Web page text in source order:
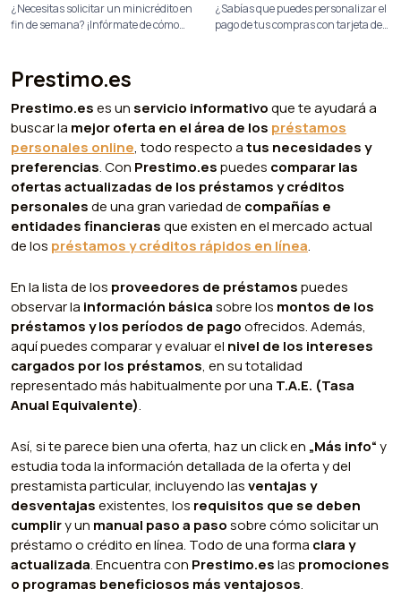
¿Necesitas solicitar un minicrédito en
fin de semana? ¡Infórmate de cómo
¿Sabías que puedes personalizar el
pago de tus compras con tarjeta de
Prestimo.es
Prestimo.eses un servicio informativoque te ayudará a
buscar la mejor oferta en el área de los préstamos
personales online, todo respecto atus necesidades y
preferencias. Con Prestimo.espuedes comparar las
ofertas actualizadas de los préstamos y créditos
personalesde una gran variedad de compañías e
entidades financierasque existen en el mercado actual
de los préstamos y créditos rápidos en línea.
En la lista de los proveedores de préstamospuedes
observar la información básicasobre los montos de los
préstamos y los períodos de pagoofrecidos. Además,
aquí puedes comparar y evaluar el nivel de los intereses
cargados por los préstamos, en su totalidad
representado más habitualmente por una T.A.E. (Tasa
Anual Equivalente).
Así, si te parece bien una oferta, haz un click en „Más info“y
estudia toda la información detallada de la oferta y del
prestamista particular, incluyendo lasventajas y
desventajasexistentes, los requisitos que se deben
cumpliry un manual paso a pasosobre cómo solicitar un
préstamo o crédito en línea. Todo de una forma clara y
actualizada. Encuentra con Prestimo.eslas promociones
o programas beneficiosos más ventajosos.